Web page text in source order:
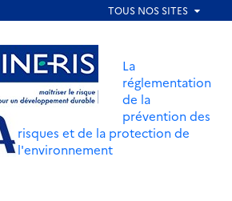
Aller au menu
La
réglementation
de la
prévention des
risques et de la protection de
l'environnement